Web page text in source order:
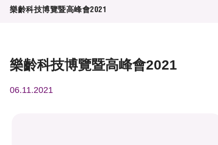
樂齡科技博覽暨高峰會2021
樂齡科技博覽暨高峰會2021
06.11.2021